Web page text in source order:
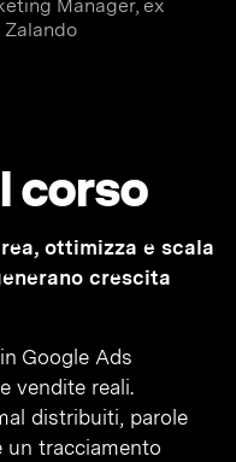
Manager, ex
Zalando
corso
ottimizza e scala
crescita
Google Ads
vendite reali.
distribuiti, parole
un tracciamento